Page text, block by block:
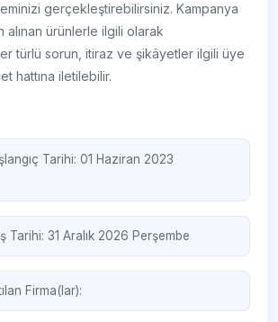
gerçekleştirebilirsiniz. Kampanya
alınan ürünlerle ilgili olarak
türlü sorun, itiraz ve şikâyetler ilgili üye
hattına iletilebilir.
Tarihi: 01 Haziran 2023
Tarihi: 31 Aralık 2026 Perşembe
Firma(lar):